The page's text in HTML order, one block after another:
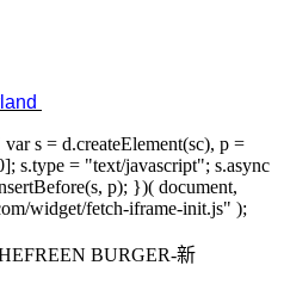
s = d.createElement(sc), p =
s.type = "text/javascript"; s.async
p); })( document,
widget/fetch-iframe-init.js" );